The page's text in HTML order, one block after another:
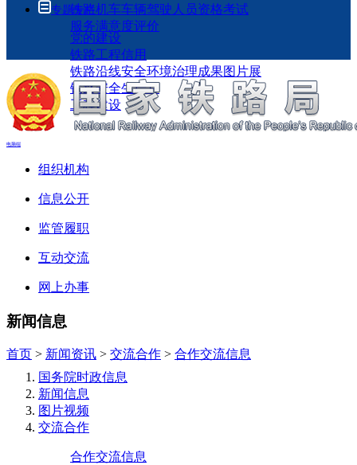
铁路机车车辆驾驶人员资格考试
服务满意度评价
专题专栏
党的建设
铁路工程信用
铁路沿线安全环境治理成果图片展
铁路安全生产月
工程建设
电脑端
组织机构
信息公开
监管履职
互动交流
网上办事
新闻信息
首页 > 新闻资讯 > 交流合作 > 合作交流信息
国务院时政信息
新闻信息
图片视频
交流合作
合作交流信息